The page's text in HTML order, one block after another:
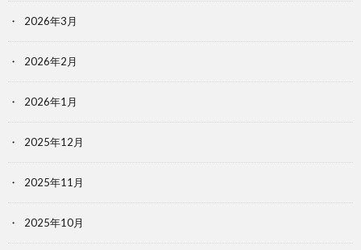
2026年3月
2026年2月
2026年1月
2025年12月
2025年11月
2025年10月